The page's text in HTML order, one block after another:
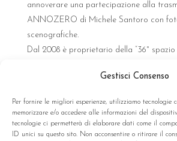
Gestisci Consenso
Per fornire le migliori esperienze, utilizziamo tecnologie
memorizzare e/o accedere alle informazioni del
tecnologie ci permetterà di elaborare dati come il
ID unici su questo sito. Non acconsentire o ritirare il
annoverare una partecipazione alla
ANNOZERO di Michele Santoro con
scenografiche.
Dal 2008 è proprietario della “36° spazio